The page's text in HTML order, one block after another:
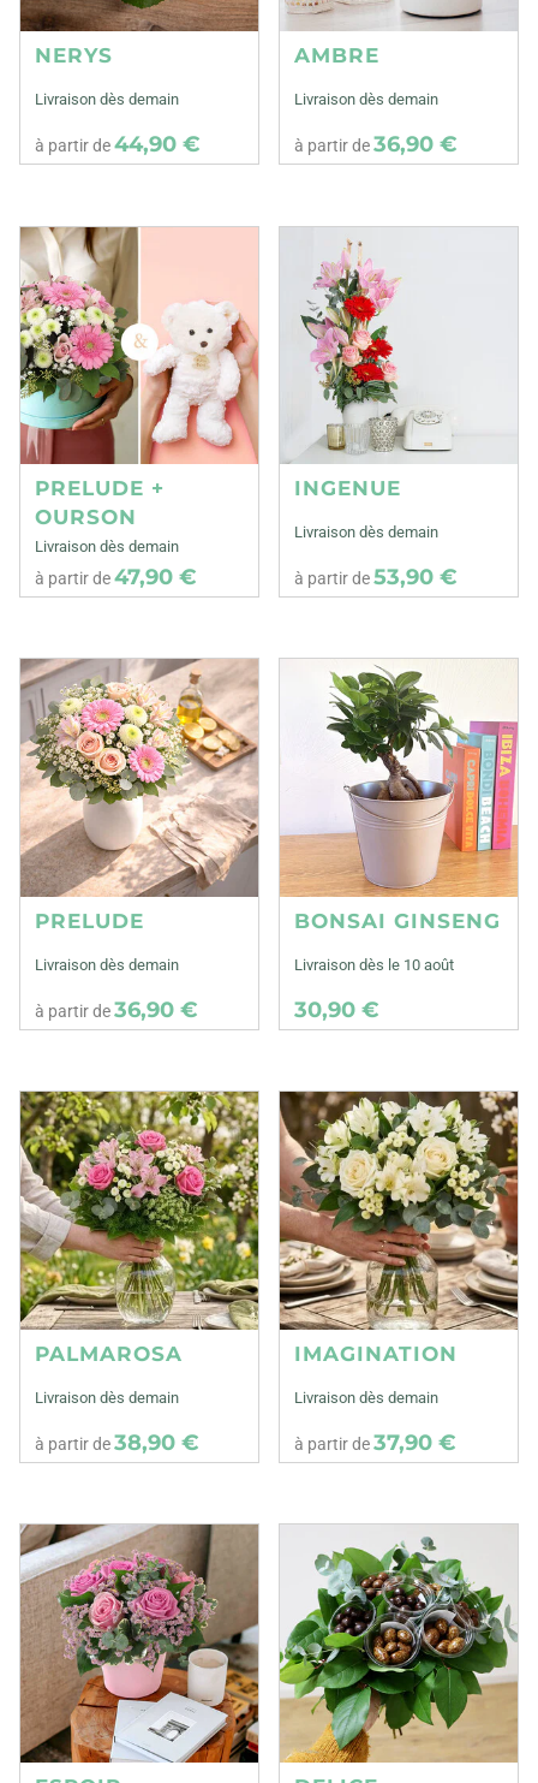
NERYS
Livraison dès demain
à partir de44,90 €
AMBRE
Livraison dès demain
à partir de36,90 €
PRELUDE +
OURSON
Livraison dès demain
à partir de47,90 €
INGENUE
Livraison dès demain
à partir de53,90 €
PRELUDE
Livraison dès demain
à partir de36,90 €
BONSAI GINSENG
Livraison dès le 10 août
30,90 €
PALMAROSA
Livraison dès demain
à partir de38,90 €
IMAGINATION
Livraison dès demain
à partir de37,90 €